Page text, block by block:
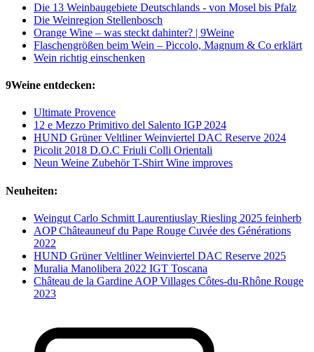
Die 13 Weinbaugebiete Deutschlands - von Mosel bis Pfalz
Die Weinregion Stellenbosch
Orange Wine – was steckt dahinter? | 9Weine
Flaschengrößen beim Wein – Piccolo, Magnum & Co erklärt
Wein richtig einschenken
9Weine entdecken:
Ultimate Provence
12 e Mezzo Primitivo del Salento IGP 2024
HUND Grüner Veltliner Weinviertel DAC Reserve 2024
Picolit 2018 D.O.C Friuli Colli Orientali
Neun Weine Zubehör T-Shirt Wine improves
Neuheiten:
Weingut Carlo Schmitt Laurentiuslay Riesling 2025 feinherb
AOP Châteauneuf du Pape Rouge Cuvée des Générations
2022
HUND Grüner Veltliner Weinviertel DAC Reserve 2025
Muralia Manolibera 2022 IGT Toscana
Château de la Gardine AOP Villages Côtes-du-Rhône Rouge
2023